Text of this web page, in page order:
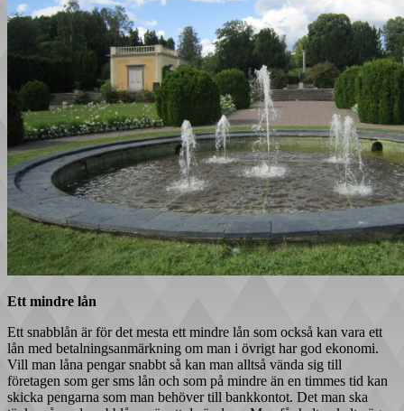
Ett mindre lån
Ett snabblån är för det mesta ett mindre lån som också kan vara ett
lån med betalningsanmärkning om man i övrigt har god ekonomi.
Vill man låna pengar snabbt så kan man alltså vända sig till
företagen som ger sms lån och som på mindre än en timmes tid kan
skicka pengarna som man behöver till bankkontot. Det man ska